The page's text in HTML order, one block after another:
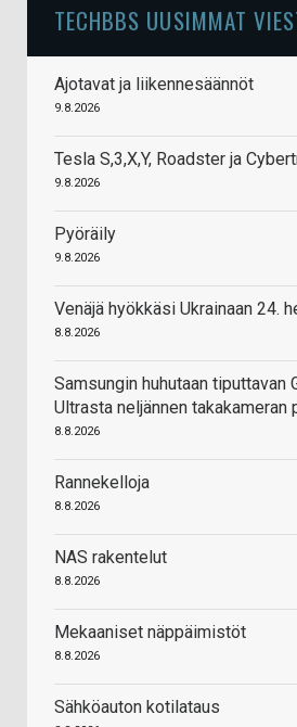
TECHBBS UUSIMMAT
Ajotavat ja liikennesäännöt
9.8.2026
Tesla S,3,X,Y, Roadster ja
9.8.2026
Pyöräily
9.8.2026
Venäjä hyökkäsi Ukrainaan 24.
8.8.2026
Samsungin huhutaan tiputtavan
Ultrasta neljännen takakameran
8.8.2026
Rannekelloja
8.8.2026
NAS rakentelut
8.8.2026
Mekaaniset näppäimistöt
8.8.2026
Sähköauton kotilataus